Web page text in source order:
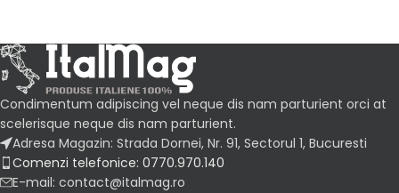
Condimentum adipiscing vel neque dis nam parturient orci at
scelerisque neque dis nam parturient.
Adresa Magazin: Strada Dornei, Nr. 91, Sectorul 1, Bucuresti
Comenzi telefonice: 0770.970.140
E-mail: contact@italmag.ro